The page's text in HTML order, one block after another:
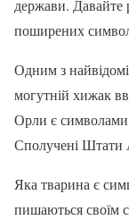
держави. Давайте
поширених
Одним з
могутній хижак
Орли є символами
Сполучені Штати
Яка тварина є
пишаються своїм